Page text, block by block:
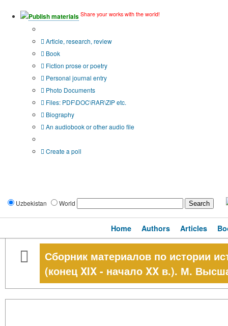
Publish materials Share your works with the world!
Article, research, review
Book
Fiction prose or poetry
Personal journal entry
Photo Documents
Files: PDF\DOC\RAR\ZIP etc.
Biography
An audiobook or other audio file
Create a poll
Uzbekistan World
Home Authors Articles
Сборник материалов по истории
(конец XIX - начало XX в.). М.